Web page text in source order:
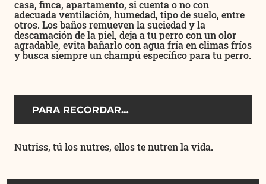
casa, finca, apartamento, si cuenta o no con
adecuada ventilación, humedad, tipo de suelo, entre
otros. Los baños remueven la suciedad y la
descamación de la piel, deja a tu perro con un olor
agradable, evita bañarlo con agua fría en climas fríos
y busca siempre un champú específico para tu perro.
PARA RECORDAR…
Nutriss, tú los nutres, ellos te nutren la vida.